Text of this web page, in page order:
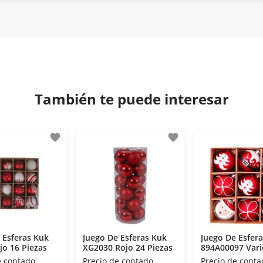
También te puede interesar
favorite
Esferas Kuk
16 Piezas
favorite
Juego De Esferas Kuk
XG2030 Rojo 24 Piezas
Juego De
894A00097
Piezas